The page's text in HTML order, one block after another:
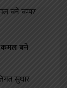
कमल बने